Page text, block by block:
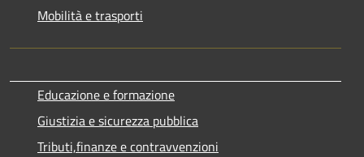
Mobilità e trasporti
Educazione e formazione
Giustizia e sicurezza pubblica
Tributi,finanze e contravvenzioni